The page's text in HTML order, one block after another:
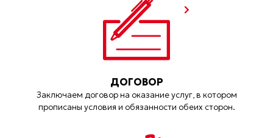
ДОГОВОР
Заключаем договор на оказание услуг, в котором
прописаны условия и обязанности обеих сторон.